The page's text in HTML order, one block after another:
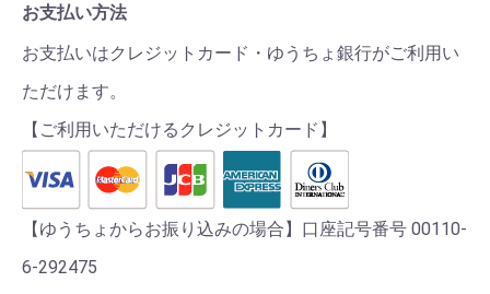
お支払い方法
お支払いはクレジットカード・ゆうちょ銀行がご利用い
ただけます。
【ご利用いただけるクレジットカード】
【ゆうちょからお振り込みの場合】口座記号番号 00110-
6-292475